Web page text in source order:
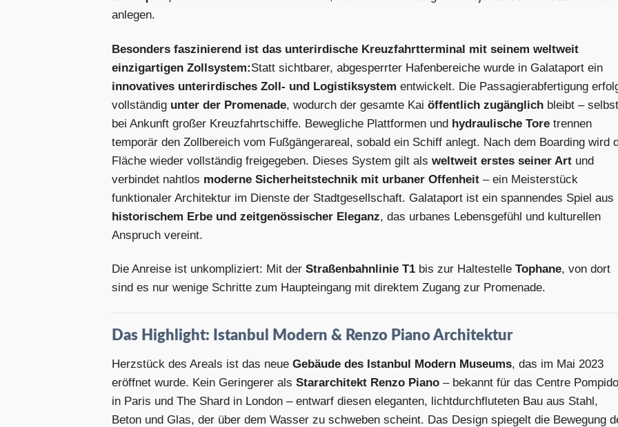
anlegen.
Besonders faszinierend ist das unterirdische Kreuzfahrtterminal mit seinem weltweit
einzigartigen Zollsystem:Statt sichtbarer, abgesperrter Hafenbereiche wurde in Galataport ein
innovatives unterirdisches Zoll- und Logistiksystem entwickelt. Die Passagierabfertigung
vollständig unter der Promenade, wodurch der gesamte Kai öffentlich zugänglich bleibt – selbst
bei Ankunft großer Kreuzfahrtschiffe. Bewegliche Plattformen und hydraulische Tore trennen
temporär den Zollbereich vom Fußgängerareal, sobald ein Schiff anlegt. Nach dem Boarding wird
Fläche wieder vollständig freigegeben. Dieses System gilt als weltweit erstes seiner Art und
verbindet nahtlos moderne Sicherheitstechnik mit urbaner Offenheit – ein Meisterstück
funktionaler Architektur im Dienste der Stadtgesellschaft. Galataport ist ein spannendes Spiel aus
historischem Erbe und zeitgenössischer Eleganz, das urbanes Lebensgefühl und kulturellen
Anspruch vereint.
Die Anreise ist unkompliziert: Mit der Straßenbahnlinie T1 bis zur Haltestelle Tophane, von dort
sind es nur wenige Schritte zum Haupteingang mit direktem Zugang zur Promenade.
Das Highlight: Istanbul Modern & Renzo Piano Architektur
Herzstück des Areals ist das neue Gebäude des Istanbul Modern Museums, das im Mai 2023
eröffnet wurde. Kein Geringerer als Stararchitekt Renzo Piano – bekannt für das Centre
in Paris und The Shard in London – entwarf diesen eleganten, lichtdurchfluteten Bau aus Stahl,
Beton und Glas, der über dem Wasser zu schweben scheint. Das Design spiegelt die Bewegung